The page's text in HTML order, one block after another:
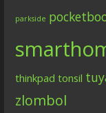
parkside
thinkpad tonsil
zlombol